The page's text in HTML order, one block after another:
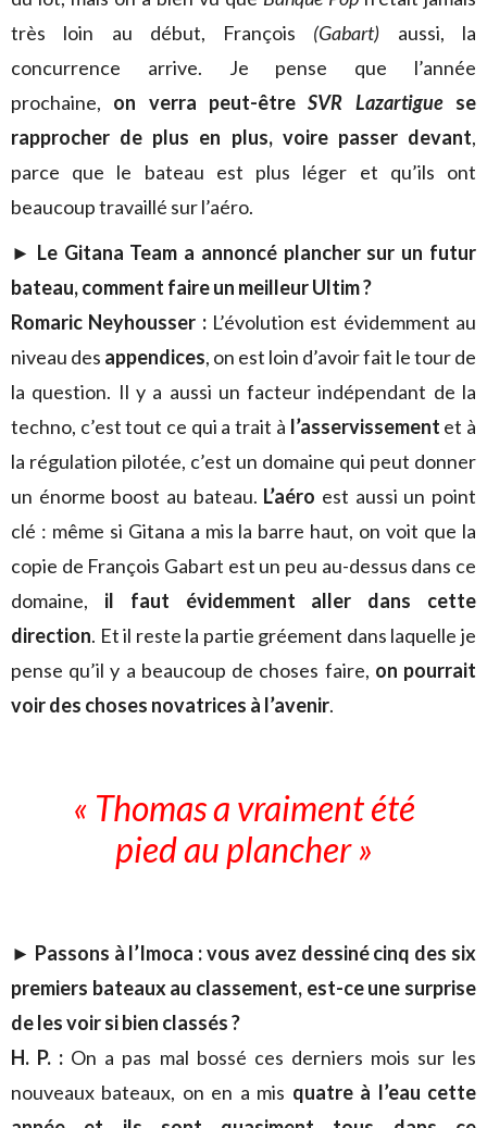
très loin au début, François (Gabart) aussi, la
concurrence arrive. Je pense que l’année
prochaine, on verra peut-êtreSVR Lazartiguese
rapprocher de plus en plus, voire passer devant,
parce que le bateau est plus léger et qu’ils ont
beaucoup travaillé sur l’aéro.
► Le Gitana Team a annoncé plancher sur un futur
bateau, comment faire un meilleur Ultim ?
Romaric Neyhousser :L’évolution est évidemment au
niveau des appendices, on est loin d’avoir fait le tour de
la question. Il y a aussi un facteur indépendant de la
techno, c’est tout ce qui a trait à l’asservissement et à
la régulation pilotée, c’est un domaine qui peut donner
un énorme boost au bateau. L’aéro est aussi un point
clé : même si Gitana a mis la barre haut, on voit que la
copie de François Gabart est un peu au-dessus dans ce
domaine, il faut évidemment aller dans cette
direction. Et il reste la partie gréement dans laquelle je
pense qu’il y a beaucoup de choses faire, on pourrait
voir des choses novatrices à l’avenir.
« Thomas a vraiment été
pied au plancher »
► Passons à l’Imoca : vous avez dessiné cinq des six
premiers bateaux au classement, est-ce une surprise
de les voir si bien classés ?
H. P. : On a pas mal bossé ces derniers mois sur les
nouveaux bateaux, on en a mis quatre à l’eau cette